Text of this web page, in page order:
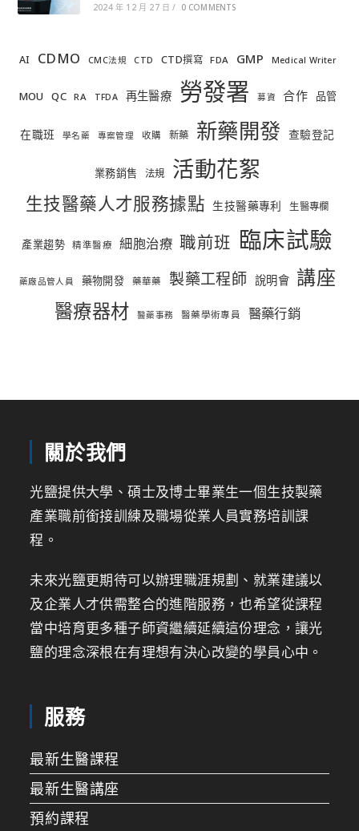
2024 年 12 月 27 日 / 0 COMMENTS
AI CDMO CMC法規 CTD CTD撰寫 FDA GMP Medical Writer
MOU QC RA TFDA 再生醫療 勞發署 募資 合作 品管
在職班 學名藥 專案管理 收購 新藥 新藥開發 查驗登記
業務銷售 法規 活動花絮
生技醫藥人才服務據點 生技醫藥專利 生醫專欄
產業趨勢 精準醫療 細胞治療 職前班 臨床試驗
藥廠品管人員 藥物開發 藥華藥 製藥工程師 說明會 講座
醫療器材 醫藥事務 醫藥學術專員 醫藥行銷
關於我們
光鹽提供大學、碩士及博士畢業生一個生技製藥
產業職前銜接訓練及職場從業人員實務培訓課
程。
未來光鹽更期待可以辦理職涯規劃、就業建議以
及企業人才供需整合的進階服務，也希望從課程
當中培育更多種子師資繼續延續這份理念，讓光
鹽的理念深根在有理想有決心改變的學員心中。
服務
最新生醫課程
最新生醫講座
預約課程